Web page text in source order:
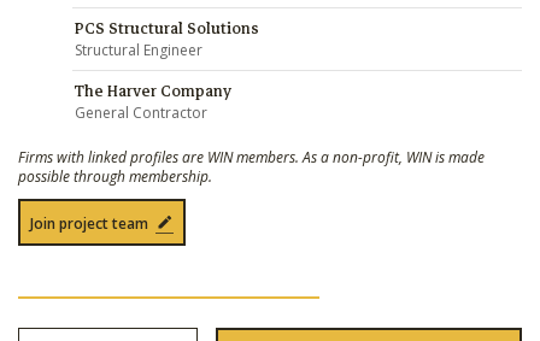
PCS Structural Solutions
Structural Engineer
The Harver Company
General Contractor
Firms with linked profiles are WIN members. As a non-profit, WIN is made
possible through membership.
Join project team